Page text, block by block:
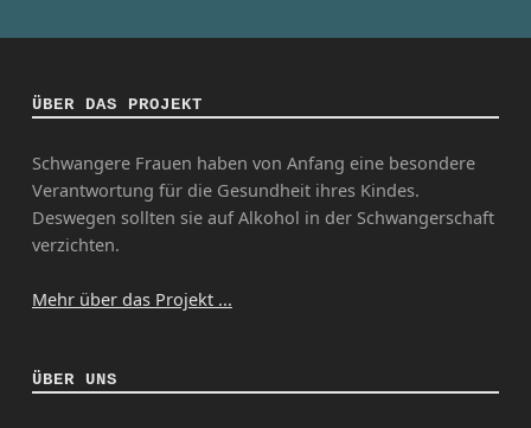
ÜBER DAS PROJEKT
Schwangere Frauen haben von Anfang eine besondere
Verantwortung für die Gesundheit ihres Kindes.
Deswegen sollten sie auf Alkohol in der Schwangerschaft
verzichten.
Mehr über das Projekt ...
ÜBER UNS